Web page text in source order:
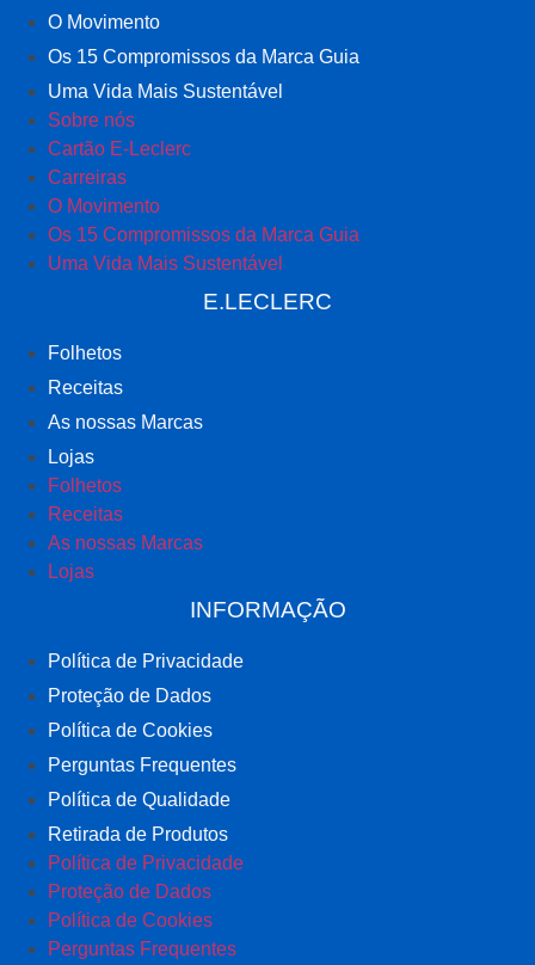
O Movimento
Os 15 Compromissos da Marca Guia
Uma Vida Mais Sustentável
Sobre nós
Cartão E-Leclerc
Carreiras
O Movimento
Os 15 Compromissos da Marca Guia
Uma Vida Mais Sustentável
E.LECLERC
Folhetos
Receitas
As nossas Marcas
Lojas
Folhetos
Receitas
As nossas Marcas
Lojas
INFORMAÇÃO
Política de Privacidade
Proteção de Dados
Política de Cookies
Perguntas Frequentes
Política de Qualidade
Retirada de Produtos
Política de Privacidade
Proteção de Dados
Política de Cookies
Perguntas Frequentes